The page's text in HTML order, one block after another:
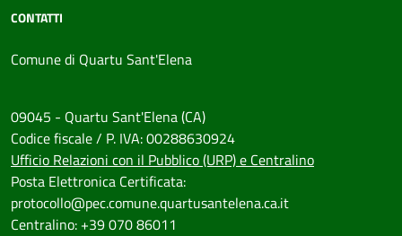
CONTATTI
Comune di Quartu Sant'Elena
09045 - Quartu Sant'Elena (CA)
Codice fiscale / P. IVA: 00288630924
Ufficio Relazioni con il Pubblico (URP) e Centralino
Posta Elettronica Certificata:
protocollo@pec.comune.quartusantelena.ca.it
Centralino: +39 070 86011